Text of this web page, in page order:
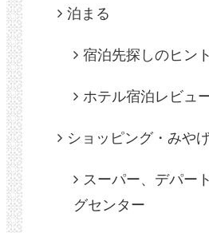
泊まる
宿泊先探しのヒント
ホテル宿泊レビュ
ショッピング・みや
スーパー、デパー
グセンター